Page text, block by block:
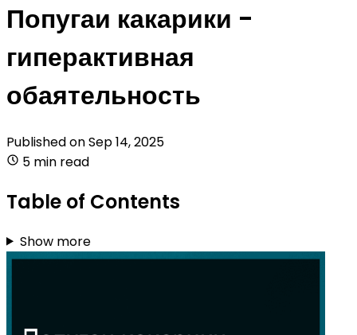
Попугаи какарики -
гиперактивная
обаятельность
Published onSep 14, 2025
5 min read
Table of Contents
Show more